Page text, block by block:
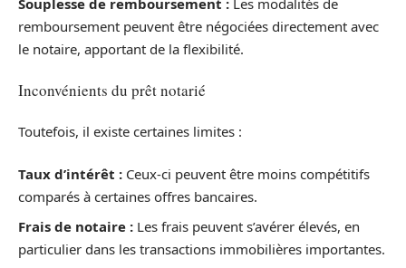
remboursement peuvent être négociées directement avec
le notaire, apportant de la flexibilité.
Inconvénients du prêt notarié
Toutefois, il existe certaines limites :
Taux d’intérêt : Ceux-ci peuvent être moins compétitifs
comparés à certaines offres bancaires.
Frais de notaire : Les frais peuvent s’avérer élevés, en
particulier dans les transactions immobilières importantes.